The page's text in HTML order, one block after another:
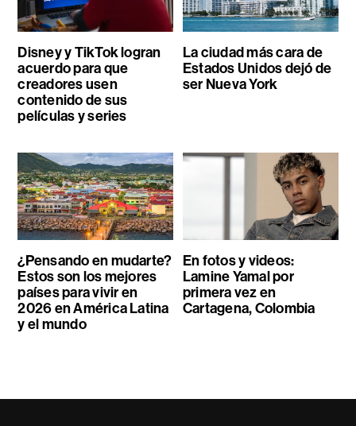
Disney y TikTok logran
acuerdo para que
creadores usen
contenido de sus
películas y series
La ciudad más cara de
Estados Unidos dejó de
ser Nueva York
¿Pensando en mudarte?
Estos son los mejores
países para vivir en
2026 en América Latina
y el mundo
En fotos y videos:
Lamine Yamal por
primera vez en
Cartagena, Colombia